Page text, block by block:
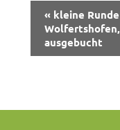
Navigation
« kleine
Wolfertshofen,
ausgebucht